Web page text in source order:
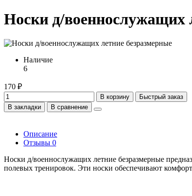
Носки д/военнослужащих
Наличие
6
170 ₽
В корзину
Быстрый заказ
В закладки
В сравнение
Описание
Отзывы 0
Носки д/военнослужащих летние безразмерные
полевых тренировок. Эти носки обеспечивают